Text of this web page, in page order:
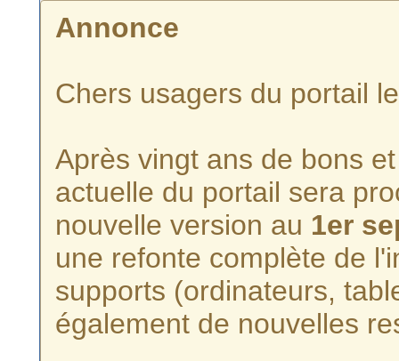
Annonce
Chers usagers du portail
Après vingt ans de bons
actuelle du portail sera
nouvelle version au 1er
une refonte complète de
supports (ordinateurs,
également de nouvelles